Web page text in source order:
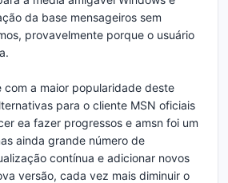
da base mensageiros sem
provavelmente porque o usuário
com a maior popularidade deste
para o cliente MSN oficiais
ea fazer progressos e amsn foi um
ainda grande número de
contínua e adicionar novos
versão, cada vez mais diminuir o